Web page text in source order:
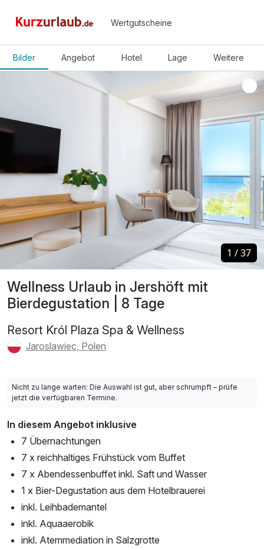
Wertgutscheine
Bilder Angebot Hotel Lage Weitere
Wellness Urlaub in Jershöft mit
Bierdegustation | 8 Tage
Resort Król Plaza Spa & Wellness
Jaroslawiec, Polen
1 /37
1 /37
Nicht zu lange warten: Die Auswahl ist gut, aber schrumpft – prüfe
jetzt die verfügbaren Termine.
In diesem Angebot inklusive
7 Übernachtungen
7 x reichhaltiges Frühstück vom Buffet
7 x Abendessenbuffet inkl. Saft und Wasser
1 x Bier-Degustation aus dem Hotelbrauerei
inkl. Leihbademantel
inkl. Aquaaerobik
inkl. Atemmediation in Salzgrotte